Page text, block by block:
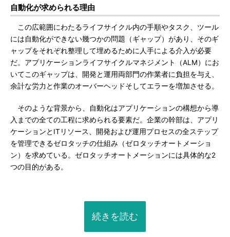
自動化が求められる理由
この広範囲にわたるライフサイクル内の手順やタスク、ツール
には自動化ができない幾つかの問題（ギャップ）があり、そのギ
ャップをそれぞれ整理して埋めるために人手による介入が必要
だ。アプリケーションライフサイクルマネジメント（ALM）にお
いてこのギャップは、開発と運用両部門の作業者に負担を与え、
余計な労力と作業のオーバーヘッドそしてエラーを増加させる。
そのような背景から、自動化はアプリケーションの構想から導
入までの全ての工程に求められる要素だ。企業の幹部は、アプリ
ケーションとITリソース、開発および運用プロセスの全ステップ
を管理できるゼロタッチの仕組み（ゼロタッチオートメーショ
ン）を求めている。ゼロタッチオートメーションには具体的な2
つの目的がある。
続きを読む